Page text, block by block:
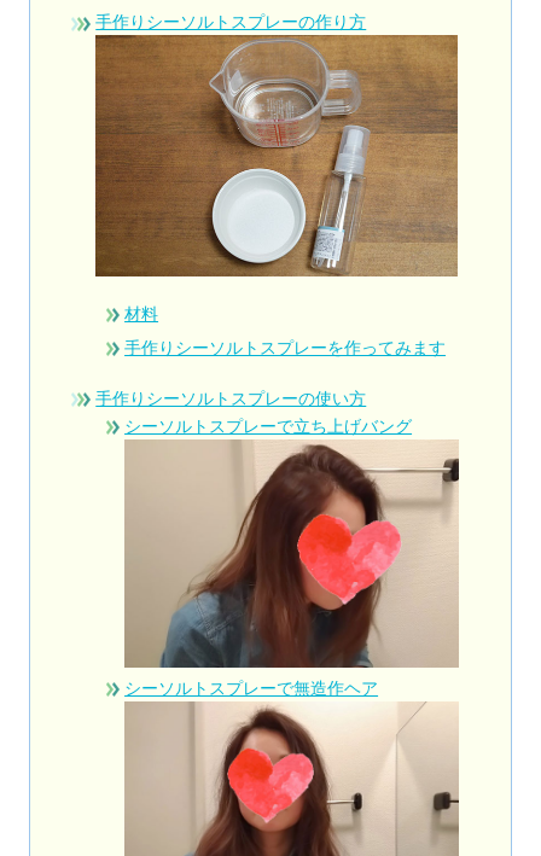
手作りシーソルトスプレーの作り方
材料
手作りシーソルトスプレーを作ってみます
手作りシーソルトスプレーの使い方
シーソルトスプレーで立ち上げバング
シーソルトスプレーで無造作ヘア